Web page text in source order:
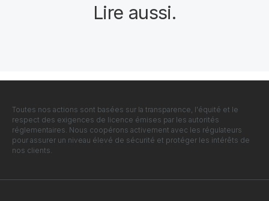
Lire aussi.
Toutes nos actions sont basées sur la transparence, l'équité et le
respect des exigences de licence émises par les autorités
réglementaires. Nous coopérons activement avec les régulateurs
pour assurer un niveau élevé de sécurité et protéger les intérêts de
nos clients.